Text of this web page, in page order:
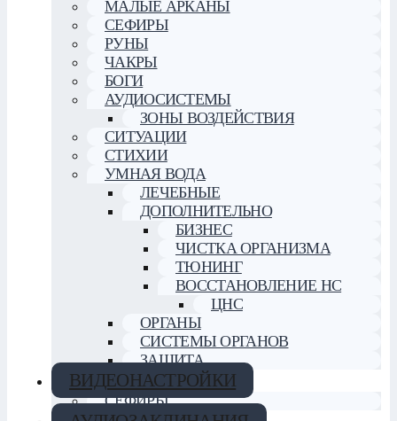
МАЛЫЕ АРКАНЫ
СЕФИРЫ
РУНЫ
ЧАКРЫ
БОГИ
АУДИОСИСТЕМЫ
ЗОНЫ ВОЗДЕЙСТВИЯ
СИТУАЦИИ
СТИХИИ
УМНАЯ ВОДА
ЛЕЧЕБНЫЕ
ДОПОЛНИТЕЛЬНО
БИЗНЕС
ЧИСТКА ОРГАНИЗМА
ТЮНИНГ
ВОССТАНОВЛЕНИЕ НС
ЦНС
ОРГАНЫ
СИСТЕМЫ ОРГАНОВ
ЗАЩИТА
ВИДЕОНАСТРОЙКИ
СЕФИРЫ